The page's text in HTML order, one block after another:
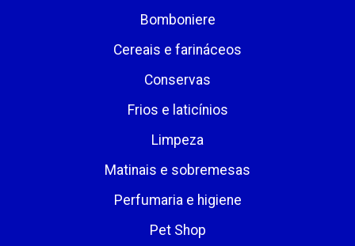
Bomboniere
Cereais e farináceos
Conservas
Frios e laticínios
Limpeza
Matinais e sobremesas
Perfumaria e higiene
Pet Shop